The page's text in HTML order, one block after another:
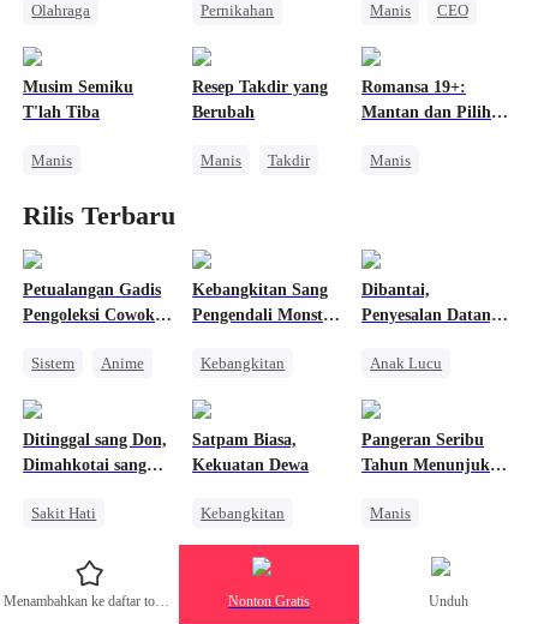
Olahraga
Saling Kejar
Pernikahan
Manis
CEO
Musim Semiku
T'lah Tiba
Manis
Ibu Rumah Tangga
Miliuner
Cinta Diam-diam Jadi Kenyataan
Resep Takdir yang
Berubah
Manis
Takdir
Romansa 19+:
Mantan dan Pilihan
Manis
Cinta Satu Malam
Rilis Terbaru
Petualangan Gadis
Pengoleksi Cowok
Sistem
Anime
Kebangkitan Sang
Pengendali Monster
Kebangkitan
Anime
Dibantai,
Penyesalan Datang
Anak Lucu
Sakit Hati
Keluarga
Ditinggal sang Don,
Dimahkotai sang
Sakit Hati
Penyesalan
Mengejar Istri
Satpam Biasa,
Kekuatan Dewa
Kebangkitan
Orang Biasa
Pembalasan
Pangeran Seribu
Tahun Menunjukku
Season 3
Manis
Benci Jadi Cinta
Menambahkan ke daftar tontonan Nonton Gratis Unduh